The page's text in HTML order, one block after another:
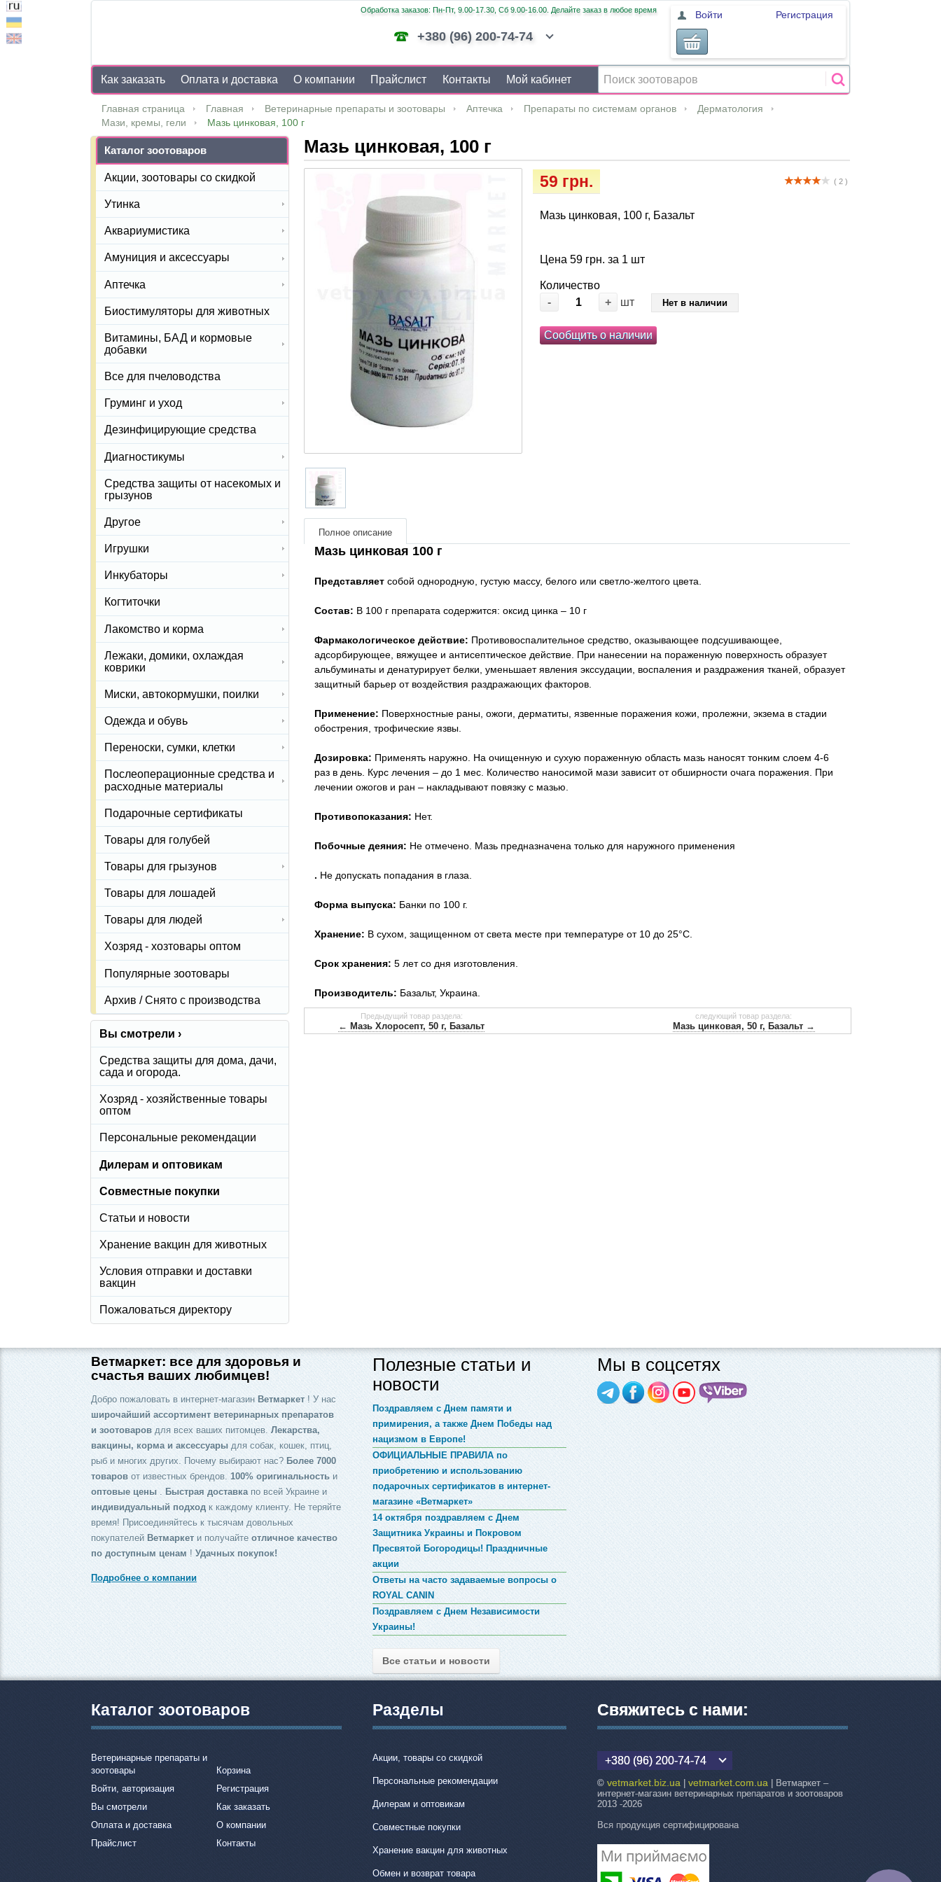
Обработка заказов: Пн-Пт, 9.00-17.30, Сб 9.00-16.00. Делайте заказ в любое время
+380 (96) 200-74-74
Войти Регистрация
Как заказать Оплата и доставка О компании Прайслист Контакты Мой кабинет
Главная страница Главная Ветеринарные препараты и зоотовары Аптечка Препараты по системам органов
Дерматология
Мази, кремы, гели
Мазь цинковая, 100 г
Мазь цинковая, 100 г
( 2 )
59 грн.
Мазь цинковая, 100 г, Базальт
Цена 59 грн. за 1 шт
Количество
-
+ шт Нет в наличии
Сообщить о наличии
Полное описание
Мазь цинковая 100 г
Представляетсобой однородную, густую массу, белого или светло-желтого цвета.
Состав: В 100 г препарата содержится: оксид цинка – 10 г
Фармакологическое действие: Противовоспалительное средство, оказывающее подсушивающее,
адсорбирующее, вяжущее и антисептическое действие. При нанесении на пораженную поверхность образует
альбуминаты и денатурирует белки, уменьшает явления экссудации, воспаления и раздражения тканей, образует
защитный барьер от воздействия раздражающих факторов.
Применение: Поверхностные раны, ожоги, дерматиты, язвенные поражения кожи, пролежни, экзема в стадии
обострения, трофические язвы.
Дозировка: Применять наружно. На очищенную и сухую пораженную область мазь наносят тонким слоем 4-6
раз в день. Курс лечения – до 1 мес. Количество наносимой мази зависит от обширности очага поражения. При
лечении ожогов и ран – накладывают повязку с мазью.
Противопоказания: Нет.
Побочные деяния: Не отмечено. Мазь предназначена только для наружного применения
. Не допускать попадания в глаза.
Форма выпуска: Банки по 100 г.
Хранение: В сухом, защищенном от света месте при температуре от 10 до 25°С.
Срок хранения: 5 лет со дня изготовления.
Производитель: Базальт, Украина.
Предыдущий товар раздела:
← Мазь Хлоросепт, 50 г, Базальт
следующий товар раздела:
Мазь цинковая, 50 г, Базальт →
Каталог зоотоваров
Акции, зоотовары со скидкой
Утинка
Аквариумистика
Амуниция и аксессуары
Аптечка
Биостимуляторы для животных
Витамины, БАД и кормовые
добавки
Все для пчеловодства
Груминг и уход
Дезинфицирующие средства
Диагностикумы
Средства защиты от насекомых и
грызунов
Другое
Игрушки
Инкубаторы
Когтиточки
Лакомство и корма
Лежаки, домики, охлаждая
коврики
Миски, автокормушки, поилки
Одежда и обувь
Переноски, сумки, клетки
Послеоперационные средства и
расходные материалы
Подарочные сертификаты
Товары для голубей
Товары для грызунов
Товары для лошадей
Товары для людей
Хозряд - хозтовары оптом
Популярные зоотовары
Архив / Снято с производства
Вы смотрели ›
Средства защиты для дома, дачи,
сада и огорода.
Хозряд - хозяйственные товары
оптом
Персональные рекомендации
Дилерам и оптовикам
Совместные покупки
Статьи и новости
Хранение вакцин для животных
Условия отправки и доставки
вакцин
Пожаловаться директору
Ветмаркет: все для здоровья и
счастья ваших любимцев!
Добро пожаловать в интернет-магазин Ветмаркет ! У нас
широчайший ассортимент ветеринарных препаратов
и зоотоваров для всех ваших питомцев. Лекарства,
вакцины, корма и аксессуары для собак, кошек, птиц,
рыб и многих других. Почему выбирают нас? Более 7000
товаров от известных брендов. 100% оригинальность и
оптовые цены
Быстрая доставка по всей Украине и
индивидуальный подход к каждому клиенту. Не теряйте
время! Присоединяйтесь к тысячам довольных
покупателей Ветмаркет и получайте отличное качество
по доступным ценам ! Удачных покупок!
Подробнее о компании
Полезные статьи и
новости
Поздравляем с Днем памяти и
примирения, а также Днем Победы над
нацизмом в Европе!
ОФИЦИАЛЬНЫЕ ПРАВИЛА по
приобретению и использованию
подарочных сертификатов в интернет-
магазине «Ветмаркет»
14 октября поздравляем с Днем
Защитника Украины и Покровом
Пресвятой Богородицы! Праздничные
акции
Ответы на часто задаваемые вопросы о
ROYAL CANIN
Поздравляем с Днем Независимости
Украины!
Все статьи и новости
Мы в соцсетях
Каталог зоотоваров
Ветеринарные препараты и
зоотовары
Корзина
Войти, авторизация
Регистрация
Вы смотрели
Как заказать
Оплата и доставка
О компании
Прайслист
Контакты
Разделы
Акции, товары со скидкой
Персональные рекомендации
Дилерам и оптовикам
Совместные покупки
Хранение вакцин для животных
Обмен и возврат товара
Свяжитесь с нами:
+380 (96) 200-74-74
©vetmarket.biz.ua |vetmarket.com.ua | Ветмаркет –
интернет-магазин ветеринарных препаратов и зоотоваров
2013 -2026
Вся продукция сертифицирована